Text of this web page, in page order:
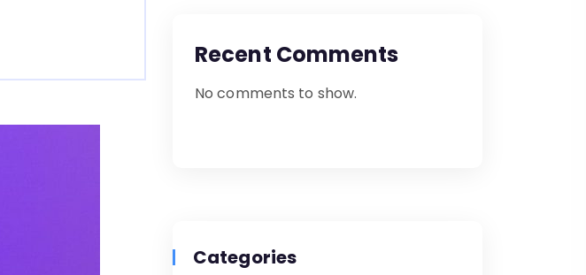
Recent Comments
No comments to show.
Categories